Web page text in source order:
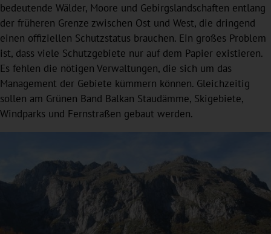
bedeutende Wälder, Moore und Gebirgslandschaften entlang
der früheren Grenze zwischen Ost und West, die dringend
einen offiziellen Schutzstatus brauchen. Ein großes Problem
ist, dass viele Schutzgebiete nur auf dem Papier existieren.
Es fehlen die nötigen Verwaltungen, die sich um das
Management der Gebiete kümmern können. Gleichzeitig
sollen am Grünen Band Balkan Staudämme, Skigebiete,
Windparks und Fernstraßen gebaut werden.